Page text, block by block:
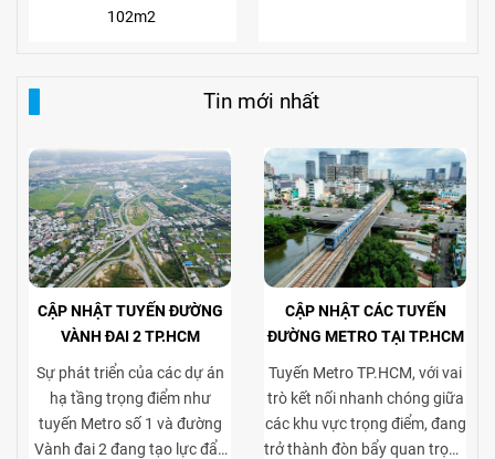
Tin mới nhất
CẬP NHẬT TUYẾN ĐƯỜNG
VÀNH ĐAI 2 TP.HCM
Sự phát triển của các dự án
hạ tầng trọng điểm như
tuyến Metro số 1 và đường
Vành đai 2 đang tạo lực đẩy
CẬP NHẬT CÁC TUYẾN
ĐƯỜNG METRO TẠI TP.HCM
Tuyến Metro TP.HCM, với vai
trò kết nối nhanh chóng giữa
các khu vực trọng điểm, đang
trở thành đòn bẩy quan trọng